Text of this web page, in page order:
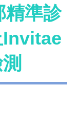
精準診
Invitae